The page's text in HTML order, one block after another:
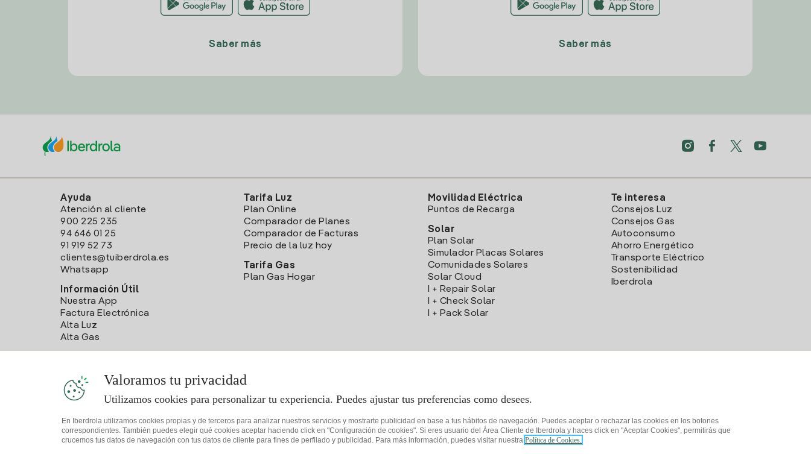
Saber más Saber más
Ayuda
Atención al cliente
900 225 235
94 646 01 25
91 919 52 73
clientes@tuiberdrola.es
Whatsapp
Información Útil
Nuestra App
Factura Electrónica
Alta Luz
Alta Gas
Tarifa Luz
Plan Online
Comparador de Planes
Comparador de Facturas
Precio de la luz hoy
Tarifa Gas
Plan Gas Hogar
Movilidad Eléctrica
Puntos de Recarga
Solar
Plan Solar
Simulador Placas Solares
Comunidades Solares
Solar Cloud
I + Repair Solar
I + Check Solar
I + Pack Solar
Te interesa
Consejos Luz
Consejos Gas
Autoconsumo
Ahorro Energético
Transporte Eléctrico
Sostenibilidad
Iberdrola
Valoramos tu privacidad
Utilizamos cookies para personalizar tu experiencia. Puedes ajustar tus preferencias como desees.
En Iberdrola utilizamos cookies propias y de terceros para analizar nuestros servicios y mostrarte publicidad en base a tus hábitos de navegación. Puedes aceptar o rechazar las cookies en los botones
correspondientes. También puedes elegir qué cookies aceptar haciendo click en "Configuración de cookies". Si eres usuario del Área Cliente de Iberdrola y haces click en "Aceptar Cookies", permitirás que
crucemos tus datos de navegación con tus datos de cliente para fines de perfilado y publicidad. Para más información, puedes visitar nuestra Política de Cookies.